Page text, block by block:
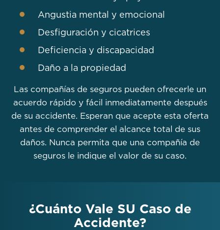
Angustia mental y emocional
Desfiguración y cicatrices
Deficiencia y discapacidad
Daño a la propiedad
Las compañías de seguros pueden ofrecerle un
acuerdo rápido y fácil inmediatamente después
de su accidente. Esperan que acepte esta oferta
antes de comprender el alcance total de sus
daños. Nunca permita que una compañía de
seguros le indique el valor de su caso.
¿Cuánto Vale SU Caso de
Accidente?